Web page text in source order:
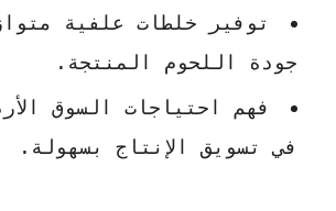
توفير خلطات علفية
جودة اللحوم المنتجة.
فهم احتياجات السوق
في تسويق الإنتاج بسهولة.